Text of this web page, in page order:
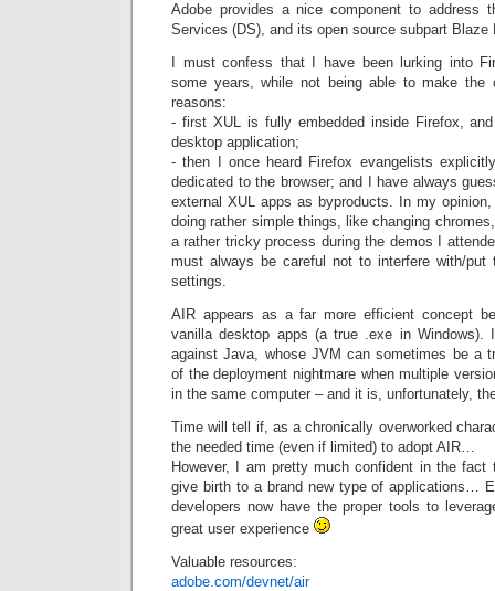
Adobe provides a nice component to address
Services (DS), and its open source subpart Blaze
I must confess that I have been lurking into
some years, while not being able to make
reasons:
- first XUL is fully embedded inside Firefox,
desktop application;
- then I once heard Firefox evangelists
dedicated to the browser; and I have always
external XUL apps as byproducts. In my
doing rather simple things, like changing
a rather tricky process during the demos I
must always be careful not to interfere with/put
settings.
AIR appears as a far more efficient concept
vanilla desktop apps (a true .exe in Windows).
against Java, whose JVM can sometimes be a
of the deployment nightmare when multiple
in the same computer – and it is, unfortunately,
Time will tell if, as a chronically overworked
the needed time (even if limited) to adopt AIR…
However, I am pretty much confident in the
give birth to a brand new type of applications…
developers now have the proper tools to
great user experience
Valuable resources:
adobe.com/devnet/air